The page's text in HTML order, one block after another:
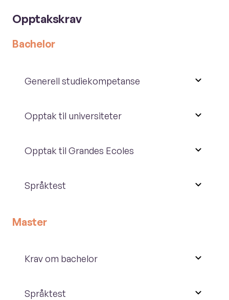
Opptakskrav
Bachelor
Generell studiekompetanse
Opptak til universiteter
Opptak til Grandes Ecoles
Språktest
Master
Krav om bachelor
Språktest